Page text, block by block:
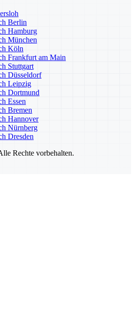
Berlin
Hamburg
München
Köln
Frankfurt am Main
Stuttgart
Düsseldorf
Leipzig
Dortmund
Essen
Bremen
Hannover
Nürnberg
Dresden
Rechte vorbehalten.